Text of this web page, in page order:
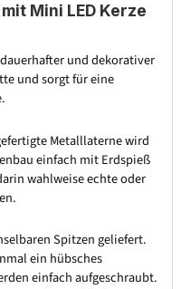
Mini LED Kerze
und dekorativer
und sorgt für eine
Metalllaterne wird
einfach mit Erdspieß
wahlweise echte oder
Spitzen geliefert.
ein hübsches
einfach aufgeschraubt.